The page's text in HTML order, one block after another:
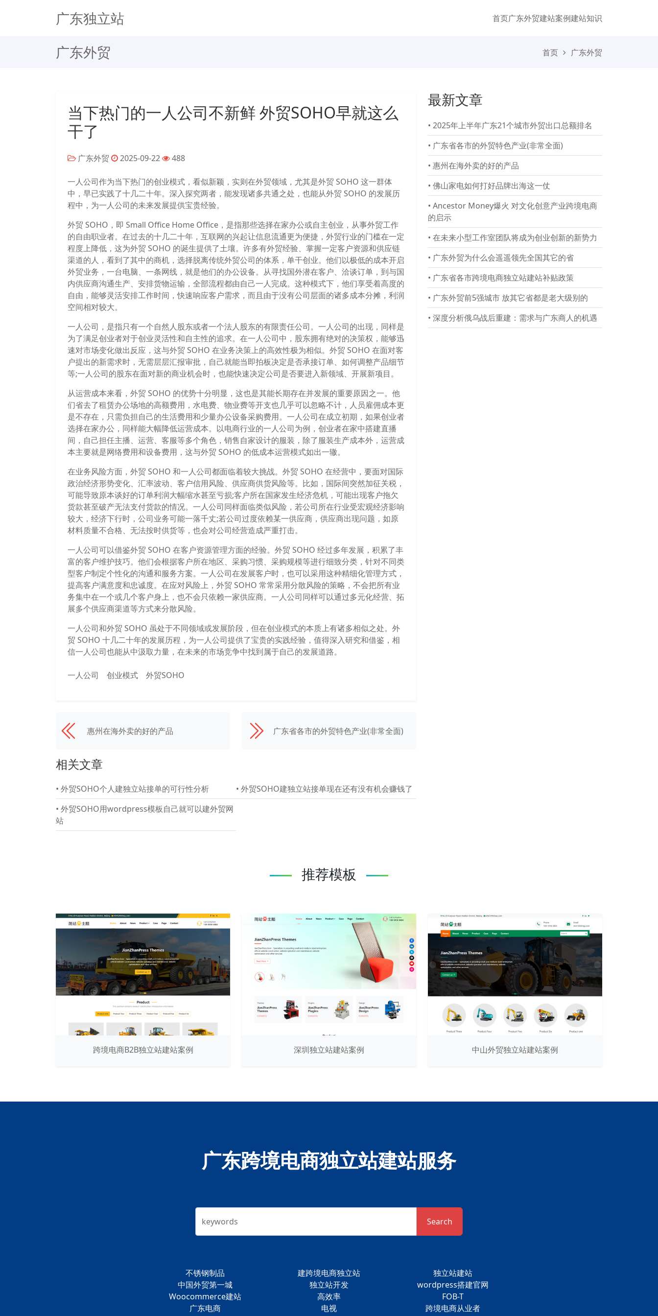
广东独立站 首页广东外贸建站案例建站知识
广东外贸 首页 广东外贸
当下热门的一人公司不新鲜 外贸SOHO早就这么
干了
广东外贸 2025-09-22 488
一人公司作为当下热门的创业模式，看似新颖，实则在外贸领域，尤其是外贸 SOHO 这一群体
中，早已实践了十几二十年。深入探究两者，能发现诸多共通之处，也能从外贸 SOHO 的发展历
程中，为一人公司的未来发展提供宝贵经验。
外贸 SOHO，即 Small Office Home Office，是指那些选择在家办公或自主创业，从事外贸工作
的自由职业者。在过去的十几二十年，互联网的兴起让信息流通更为便捷，外贸行业的门槛在一定
程度上降低，这为外贸 SOHO 的诞生提供了土壤。许多有外贸经验、掌握一定客户资源和供应链
渠道的人，看到了其中的商机，选择脱离传统外贸公司的体系，单干创业。他们以极低的成本开启
外贸业务，一台电脑、一条网线，就是他们的办公设备。从寻找国外潜在客户、洽谈订单，到与国
内供应商沟通生产、安排货物运输，全部流程都由自己一人完成。这种模式下，他们享受着高度的
自由，能够灵活安排工作时间，快速响应客户需求，而且由于没有公司层面的诸多成本分摊，利润
空间相对较大。
一人公司，是指只有一个自然人股东或者一个法人股东的有限责任公司。一人公司的出现，同样是
为了满足创业者对于创业灵活性和自主性的追求。在一人公司中，股东拥有绝对的决策权，能够迅
速对市场变化做出反应，这与外贸 SOHO 在业务决策上的高效性极为相似。外贸 SOHO 在面对客
户提出的新需求时，无需层层汇报审批，自己就能当即拍板决定是否承接订单、如何调整产品细节
等;一人公司的股东在面对新的商业机会时，也能快速决定公司是否要进入新领域、开展新项目。
从运营成本来看，外贸 SOHO 的优势十分明显，这也是其能长期存在并发展的重要原因之一。他
们省去了租赁办公场地的高额费用，水电费、物业费等开支也几乎可以忽略不计，人员雇佣成本更
是不存在，只需负担自己的生活费用和少量办公设备采购费用。一人公司在成立初期，如果创业者
选择在家办公，同样能大幅降低运营成本。以电商行业的一人公司为例，创业者在家中搭建直播
间，自己担任主播、运营、客服等多个角色，销售自家设计的服装，除了服装生产成本外，运营成
本主要就是网络费用和设备费用，这与外贸 SOHO 的低成本运营模式如出一辙。
在业务风险方面，外贸 SOHO 和一人公司都面临着较大挑战。外贸 SOHO 在经营中，要面对国际
政治经济形势变化、汇率波动、客户信用风险、供应商供货风险等。比如，国际间突然加征关税，
可能导致原本谈好的订单利润大幅缩水甚至亏损;客户所在国家发生经济危机，可能出现客户拖欠
货款甚至破产无法支付货款的情况。一人公司同样面临类似风险，若公司所在行业受宏观经济影响
较大，经济下行时，公司业务可能一落千丈;若公司过度依赖某一供应商，供应商出现问题，如原
材料质量不合格、无法按时供货等，也会对公司经营造成严重打击。
一人公司可以借鉴外贸 SOHO 在客户资源管理方面的经验。外贸 SOHO 经过多年发展，积累了丰
富的客户维护技巧。他们会根据客户所在地区、采购习惯、采购规模等进行细致分类，针对不同类
型客户制定个性化的沟通和服务方案。一人公司在发展客户时，也可以采用这种精细化管理方式，
提高客户满意度和忠诚度。在应对风险上，外贸 SOHO 常常采用分散风险的策略，不会把所有业
务集中在一个或几个客户身上，也不会只依赖一家供应商。一人公司同样可以通过多元化经营、拓
展多个供应商渠道等方式来分散风险。
一人公司和外贸 SOHO 虽处于不同领域或发展阶段，但在创业模式的本质上有诸多相似之处。外
贸 SOHO 十几二十年的发展历程，为一人公司提供了宝贵的实践经验，值得深入研究和借鉴，相
信一人公司也能从中汲取力量，在未来的市场竞争中找到属于自己的发展道路。
一人公司 创业模式 外贸SOHO
惠州在海外卖的好的产品 广东省各市的外贸特色产业(非常全面)
相关文章
• 外贸SOHO个人建独立站接单的可行性分析 • 外贸SOHO建独立站接单现在还有没有机会赚钱了
• 外贸SOHO用wordpress模板自己就可以建外贸网
站
最新文章
• 2025年上半年广东21个城市外贸出口总额排名
• 广东省各市的外贸特色产业(非常全面)
• 惠州在海外卖的好的产品
• 佛山家电如何打好品牌出海这一仗
• Ancestor Money爆火 对文化创意产业跨境电商
的启示
• 在未来小型工作室团队将成为创业创新的新势力
• 广东外贸为什么会遥遥领先全国其它的省
• 广东省各市跨境电商独立站建站补贴政策
• 广东外贸前5强城市 放其它省都是老大级别的
• 深度分析俄乌战后重建：需求与广东商人的机遇
推荐模板
跨境电商B2B独立站建站案例 深圳独立站建站案例 中山外贸独立站建站案例
广东跨境电商独立站建站服务
keywords Search
不锈钢制品 建跨境电商独立站
独立站建站
中国外贸第一城
独立站开发
wordpress搭建官网
Woocommerce建站
高效率
FOB-T
广东电商
电视
跨境电商从业者